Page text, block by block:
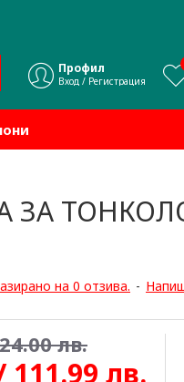
Профил
Вход / Регистрация
ЗА
на 0 отзива. -
111.99 лв.
лв.